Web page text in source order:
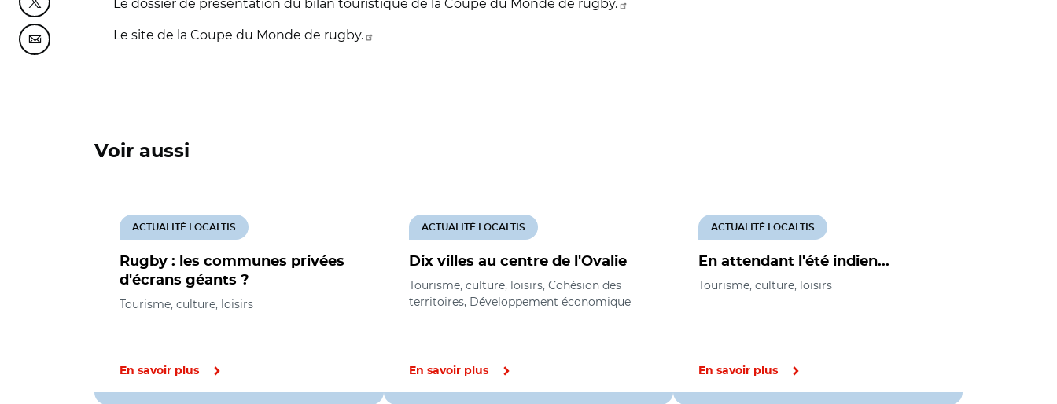
Partager cette page sur Twitter
Partager cette page sur Courriel
Le dossier de présentation du bilan touristique de la Coupe du Monde de rugby.
Le site de la Coupe du Monde de rugby.
Voir aussi
Rugby : les communes privées
d'écrans géants ?
ACTUALITÉ LOCALTIS
Tourisme, culture, loisirs
En savoir plus
Dix villes au centre de l'Ovalie
ACTUALITÉ LOCALTIS
Tourisme, culture, loisirs, Cohésion des
territoires, Développement économique
En savoir plus
En attendant l'été indien...
ACTUALITÉ LOCALTIS
Tourisme, culture, loisirs
En savoir plus